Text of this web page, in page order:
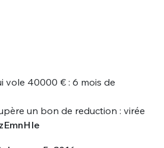
vole 40000 € : 6 mois de
un bon de reduction : virée